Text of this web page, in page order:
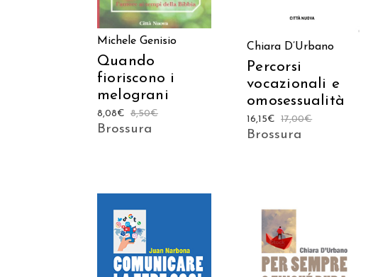
Michele Genisio
Quando
fioriscono i
melograni
8,50€
8,08€
Brossura
Chiara D’Urbano
Percorsi
vocazionali e
omosessualità
17,00€
16,15€
Brossura
AGGIUNGI AL AGGIUNGI AL